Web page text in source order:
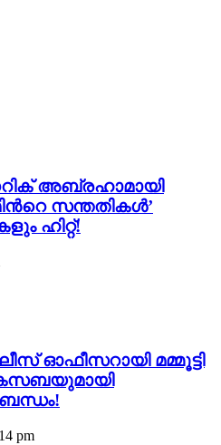
അബ്രഹാമായി
സന്തതികൾ’
ഹിറ്റ്!
ഓഫീസറായി മമ്മൂട്ടി
കസബയുമായി
pm